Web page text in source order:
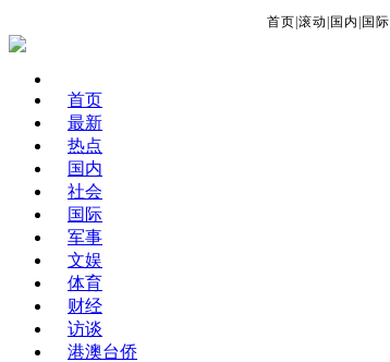
首页 滚动 国内 国际
首页
最新
热点
国内
社会
国际
军事
文娱
体育
财经
访谈
港澳台侨